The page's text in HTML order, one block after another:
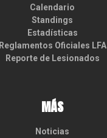
Calendario
Standings
Estadísticas
Reglamentos Oficiales LFA
Reporte de Lesionados
MÁS
Noticias